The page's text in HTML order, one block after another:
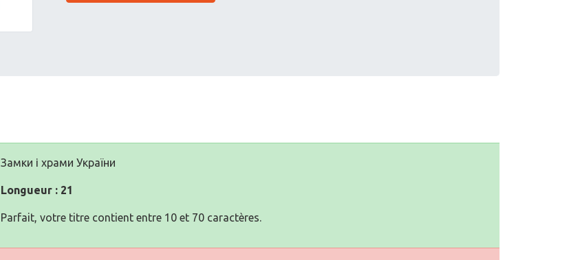
Замки і храми України
Longueur : 21
Parfait, votre titre contient entre 10 et 70 caractères.